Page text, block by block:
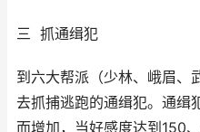
三 抓通缉犯
到六大帮派（少林、峨眉、
去抓捕逃跑的通缉犯。通缉
而增加，当好感度达到150